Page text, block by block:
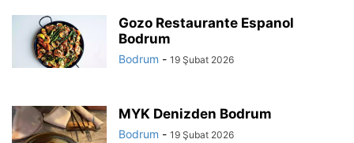
Gozo Restaurante Espanol
Bodrum
Bodrum - 19 Şubat 2026
MYK Denizden Bodrum
Bodrum - 19 Şubat 2026